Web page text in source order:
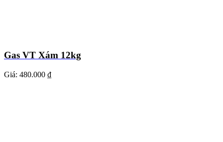
Gas VT Xám 12kg
Giá: 480.000 ₫